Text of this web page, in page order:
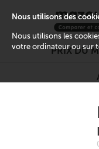
PRIX DU
Nous utilisons des
Nous utilisons les
votre ordinateur ou sur